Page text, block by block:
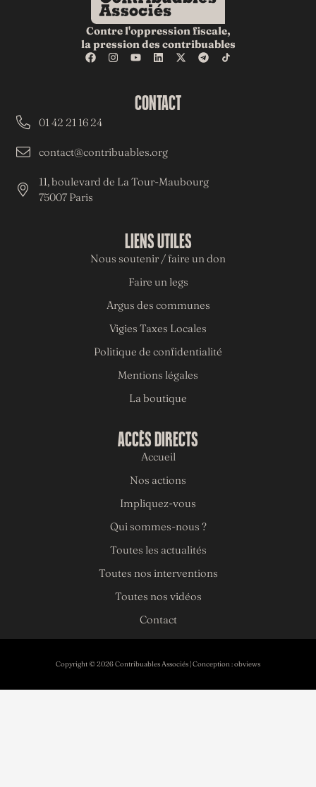
Contre l'oppression fiscale,
la pression des contribuables
ACCÈS DIRECTS
Accueil
Nos actions
Impliquez-vous
Qui sommes-nous ?
Toutes les actualités
Toutes nos interventions
Toutes nos vidéos
Contact
LIENS UTILES
Nous soutenir / faire un don
Faire un legs
Argus des communes
Vigies Taxes Locales
Politique de confidentialité
Mentions légales
La boutique
CONTACT
01 42 21 16 24
contact@contribuables.org
11, boulevard de La Tour-Maubourg
75007 Paris
Copyright © 2026 Contribuables Associés | Conception :obviews